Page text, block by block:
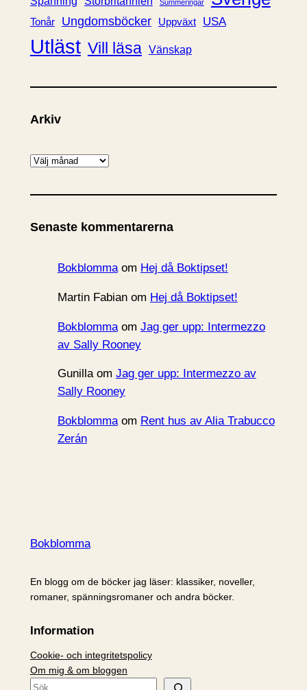
Summeringar
Tonår Ungdomsböcker Uppväxt USA
Utläst Vill läsa Vänskap
Arkiv
A
k
v
Senaste kommentarerna
Bokblommaom Hej då Boktipset!
Martin Fabianom Hej då Boktipset!
Bokblommaom Jag ger upp: Intermezzo
av Sally Rooney
Gunillaom Jag ger upp: Intermezzo av
Sally Rooney
Bokblommaom Rent hus av Alia Trabucco
Zerán
Bokblomma
En blogg om de böcker jag läser: klassiker, noveller,
romaner, spänningsromaner och andra böcker.
Information
Cookie- och integritetspolicy
Om mig & om bloggen
S